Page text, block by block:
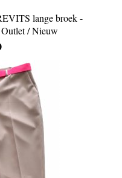
lange broek -
/ Nieuw